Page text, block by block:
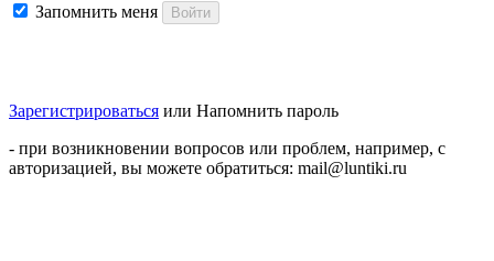
Запомнить меня Войти
Зарегистрироваться или Напомнить пароль
- при возникновении вопросов или проблем, например, с
авторизацией, вы можете обратиться: mail@luntiki.ru